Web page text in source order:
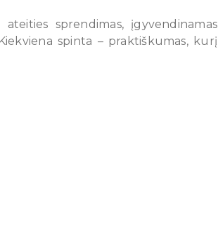
sprendimas, įgyvendinamas
spinta – praktiškumas, kurį